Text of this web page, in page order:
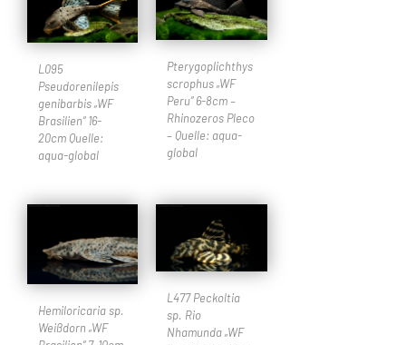
L095
Pseudorenilepis
genibarbis „WF
Brasilien“ 16-
20cm Quelle:
aqua-global
Pterygoplichthys
scrophus „WF
Peru“ 6-8cm –
Rhinozeros Pleco
– Quelle: aqua-
global
Hemiloricaria sp.
Weißdorn „WF
L477 Peckoltia
sp. Rio
Nhamunda „WF